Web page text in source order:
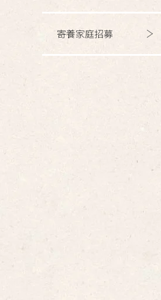
寄養家庭招募